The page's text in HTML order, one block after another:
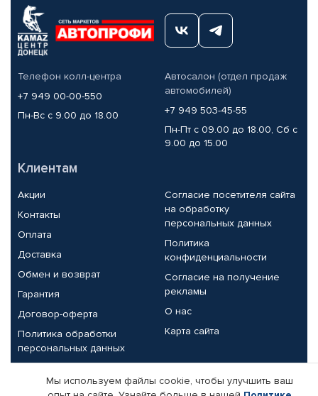
Телефон колл-центра
+7 949 00-00-550
Пн-Вс с 9.00 до 18.00
Автосалон (отдел продаж
автомобилей)
+7 949 503-45-55
Пн-Пт с 09.00 до 18.00, Сб с
9.00 до 15.00
Клиентам
Акции
Контакты
Оплата
Доставка
Обмен и возврат
Гарантия
Договор-оферта
Политика обработки
персональных данных
Согласие посетителя сайта
на обработку
персональных данных
Политика
конфиденциальности
Согласие на получение
рекламы
О нас
Карта сайта
Партнерам
Мы используем файлы cookie, чтобы улучшить ваш